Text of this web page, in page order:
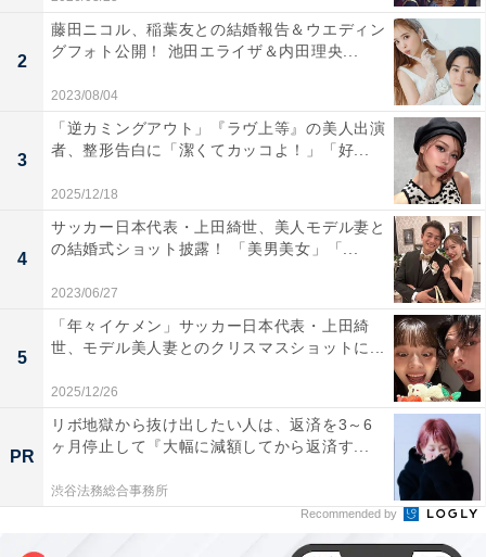
2
藤田ニコル、稲葉友との結婚報告＆ウエディン
グフォト公開！ 池田エライザ＆内田理央...
2023/08/04
3
「逆カミングアウト」『ラヴ上等』の美人出演
者、整形告白に「潔くてカッコよ！」「好...
2025/12/18
4
サッカー日本代表・上田綺世、美人モデル妻と
の結婚式ショット披露！ 「美男美女」「...
2023/06/27
5
「年々イケメン」サッカー日本代表・上田綺
世、モデル美人妻とのクリスマスショットに...
2025/12/26
PR
リボ地獄から抜け出したい人は、返済を3～6
ヶ月停止して『大幅に減額してから返済す...
渋谷法務総合事務所
Recommended by